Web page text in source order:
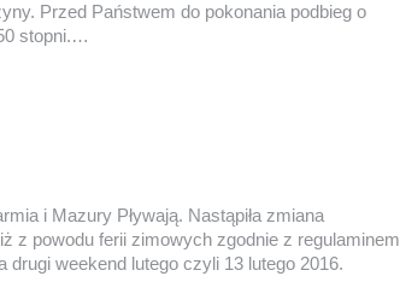
Przed Państwem do pokonania podbieg o
stopni.…
i Mazury Pływają. Nastąpiła zmiana
z powodu ferii zimowych zgodnie z regulaminem
drugi weekend lutego czyli 13 lutego 2016.